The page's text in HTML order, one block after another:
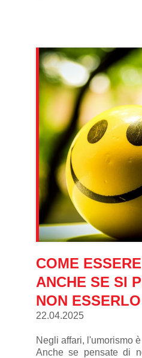
COME
ANCHE SE SI
NON ESSERLO
22.04.2025
Negli affari, l'umorismo
Anche se pensate di